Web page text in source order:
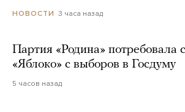
НОВОСТИ 3 часа назад
Партия «Родина» потребовала
«Яблоко» с выборов в Госдуму
5 часов назад